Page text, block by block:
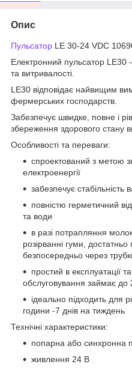
Опис
Пульсатор LE 30-24 VDC
Електронний пульсатор LE30 -
та витривалості.
LE30 відповідає найвищим
фермерських господарств.
Забезпечує швидке, повне і
збереження здорового стану
Особливості та переваги:
спроектований з метою
електроенергії
забезпечує стабільність
повністю герметичний
та води
в разі потрапляння
розірванні гуми,
безпосередньо через
простий в експлуатації
обслуговування займає до
ідеально підходить для
години -7 днів на тиждень
Технічні характеристики:
попарна або синхронна
живлення 24 В